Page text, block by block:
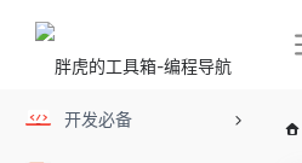
开发必备